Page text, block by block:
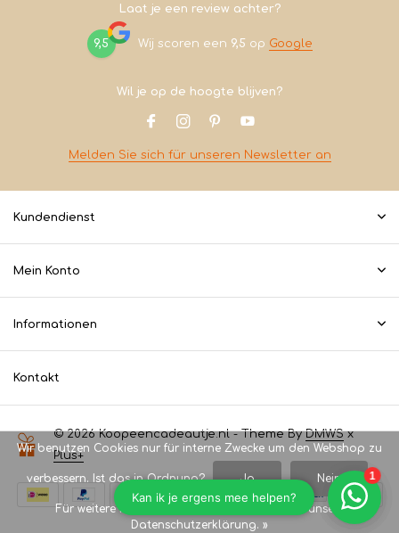
Laat je een review achter?
9,5 Wij scoren een 9,5 op Google
Wil je op de hoogte blijven?
Melden Sie sich für unseren Newsletter an
Kundendienst
Mein Konto
Informationen
Kontakt
© 2026 Koopeencadeautje.nl - Theme ByDMWSx
Plus+
Wir benutzen Cookies nur für interne Zwecke um den Webshop zu
verbessern. Ist das in Ordnung? Ja Nein
Für weitere Informationen beachten Sie bitte unsere
Datenschutzerklärung. »